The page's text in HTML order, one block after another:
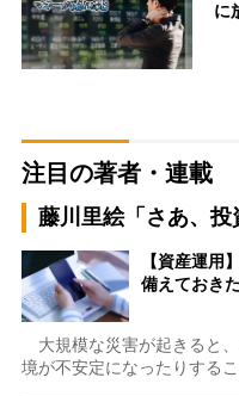
に
注目の著者・連載
藤川里絵「さあ、投
【資産運用
備えておき
大規模な災害が起きると
境が不安定になったりする